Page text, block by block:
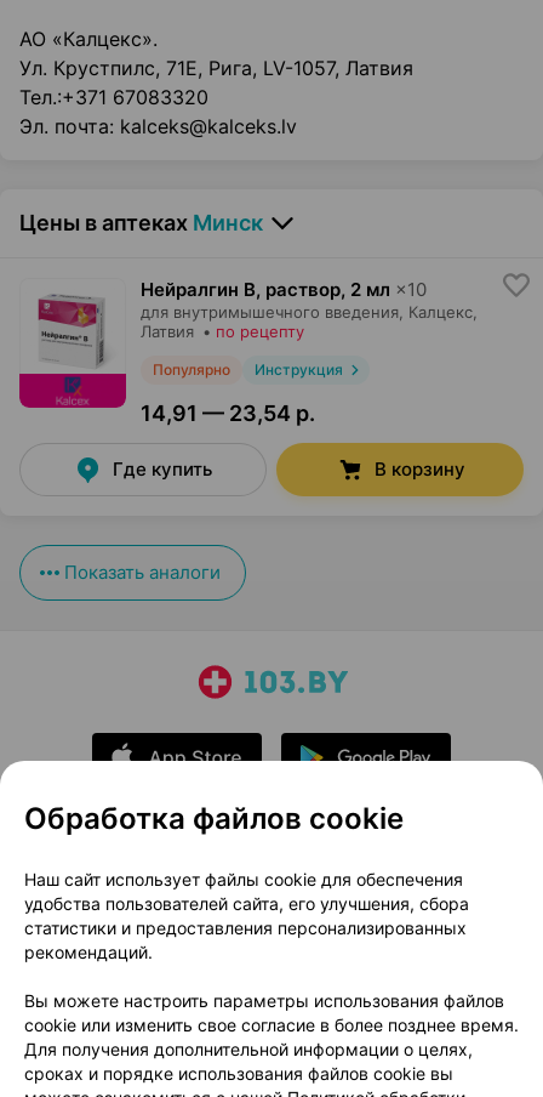
АО «Калцекс».
Ул. Крустпилс, 71Е, Рига, LV-1057, Латвия
Тел.:+371 67083320
Эл. почта: kalceks@kalceks.lv
Цены в аптеках Минск
Нейралгин В, раствор, 2 мл ×10
для внутримышечного введения, Калцекс,
Латвия • по рецепту
Популярно Инструкция
14,91 — 23,54 р.
Где купить В корзину
Показать аналоги
О проекте
Новости проекта
Размещение рекламы
Медицинский маркетинг
Публичный договор
Доставка
Способы оплаты
Вакансии
Партнеры
Написать руководителю 103.by
Написать в поддержку
Обработка файлов cookie
Наш сайт использует файлы cookie для обеспечения
удобства пользователей сайта, его улучшения, сбора
статистики и предоставления персонализированных
рекомендаций.
Вы можете настроить параметры использования файлов
cookie или изменить свое согласие в более позднее время.
Для получения дополнительной информации о целях,
сроках и порядке использования файлов cookie вы